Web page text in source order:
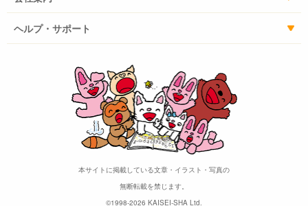
ヘルプ・サポート
本サイトに掲載している文章・イラスト・写真の
無断転載を禁じます。
©1998-2026 KAISEI-SHA Ltd.